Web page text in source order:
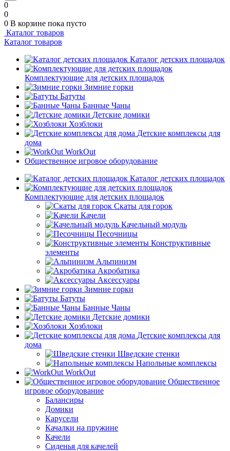
0
0
0 В корзине пока пусто
Каталог товаров
Каталог товаров
Каталог детских площадок
Комплектующие для детских площадок
Зимние горки
Батуты
Банные Чаны
Детские домики
Хозблоки
Детские комплексы для
дома
WorkOut
Общественное игровое оборудование
Каталог детских площадок
Комплектующие для детских площадок
Скаты для горок
Качели
Качельный модуль
Песочницы
Конструктивные
элементы
Альпинизм
Акробатика
Аксессуары
Зимние горки
Батуты
Банные Чаны
Детские домики
Хозблоки
Детские комплексы для
дома
Шведские стенки
Напольные комплексы
WorkOut
Общественное
игровое оборудование
Балансиры
Домики
Карусели
Качалки на пружине
Качели
Сиденья для качелей